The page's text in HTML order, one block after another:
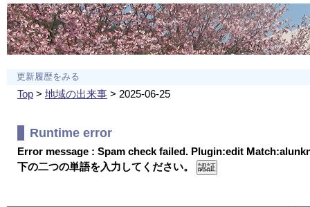
更新履歴をみる
Top> 地域の出来事> 2025-06-25
Runtime error
Error message : Spam check failed. Plugin:edit
下の二つの単語を入力してください。